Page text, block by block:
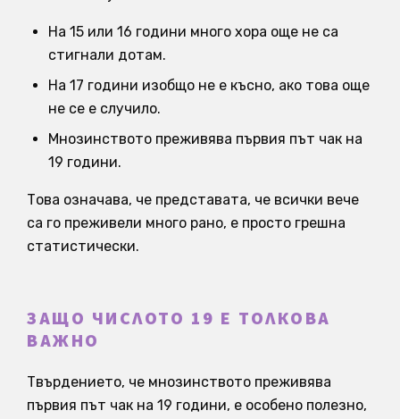
На 15 или 16 години много хора още не са
стигнали дотам.
На 17 години изобщо не е късно, ако това още
не се е случило.
Мнозинството преживява първия път чак на
19 години.
Това означава, че представата, че всички вече
са го преживели много рано, е просто грешна
статистически.
ЗАЩО ЧИСЛОТО 19 Е ТОЛКОВА
ВАЖНО
Твърдението, че мнозинството преживява
първия път чак на 19 години, е особено полезно,